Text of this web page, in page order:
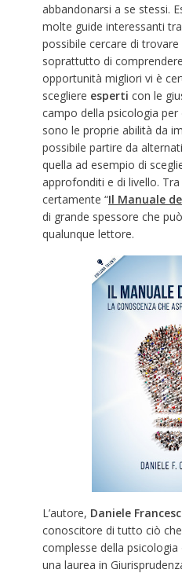
abbandonarsi a se stessi.
molte guide interessanti
possibile cercare di
soprattutto di
opportunità migliori vi è
scegliere esperti con le
campo della psicologia
sono le proprie abilità da
possibile partire da
quella ad esempio di
approfonditi e di livello. Tra
certamente “Il Manuale
di grande spessore che
qualunque lettore.
L’autore, Daniele
conoscitore di tutto ciò
complesse della psicologia
una laurea in